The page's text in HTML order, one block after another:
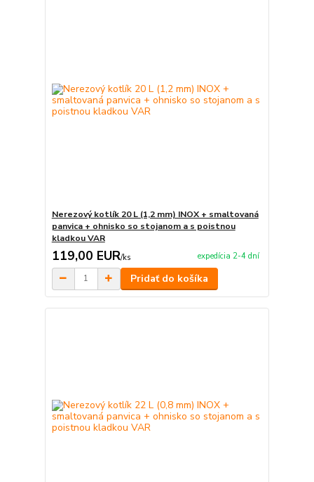
Nerezový kotlík 20 L (1,2 mm) INOX + smaltovaná
panvica + ohnisko so stojanom a s poistnou
kladkou VAR
119,00 EUR/ks expedícia 2-4 dní
Pridať do košíka